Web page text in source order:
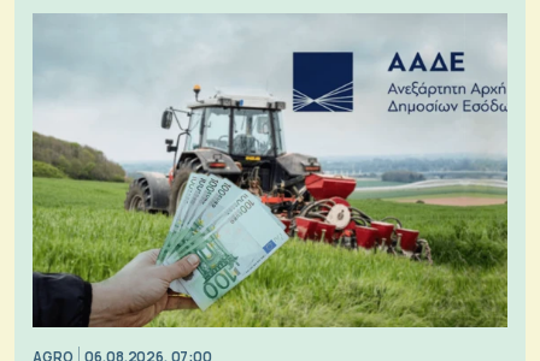
AGRO 06.08.2026, 07:00